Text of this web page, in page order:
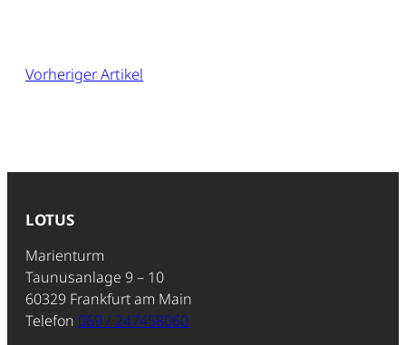
Vorheriger Artikel
LOTUS
Marienturm
Taunusanlage 9 – 10
60329 Frankfurt am Main
Telefon 069 / 247458060